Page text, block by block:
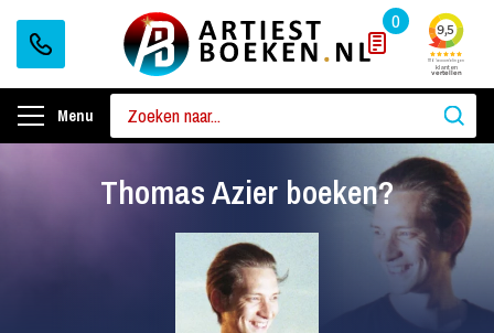
0
Menu
Thomas Azier boeken?